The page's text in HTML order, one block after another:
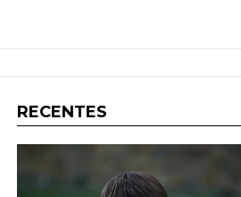
RECENTES